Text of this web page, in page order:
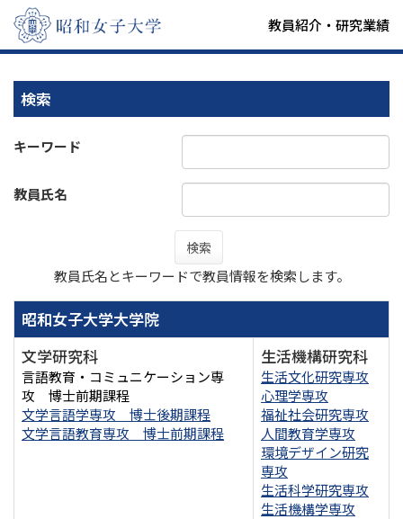
教員紹介・研究業績
検索
キーワード
教員氏名
検索
教員氏名とキーワードで教員情報を検索します。
昭和女子大学大学院
文学研究科
言語教育・コミュニケーション専
攻 博士前期課程
文学言語学専攻 博士後期課程
文学言語教育専攻 博士前期課程
生活機構研究科
生活文化研究専攻
心理学専攻
福祉社会研究専攻
人間教育学専攻
環境デザイン研究
専攻
生活科学研究専攻
生活機構学専攻